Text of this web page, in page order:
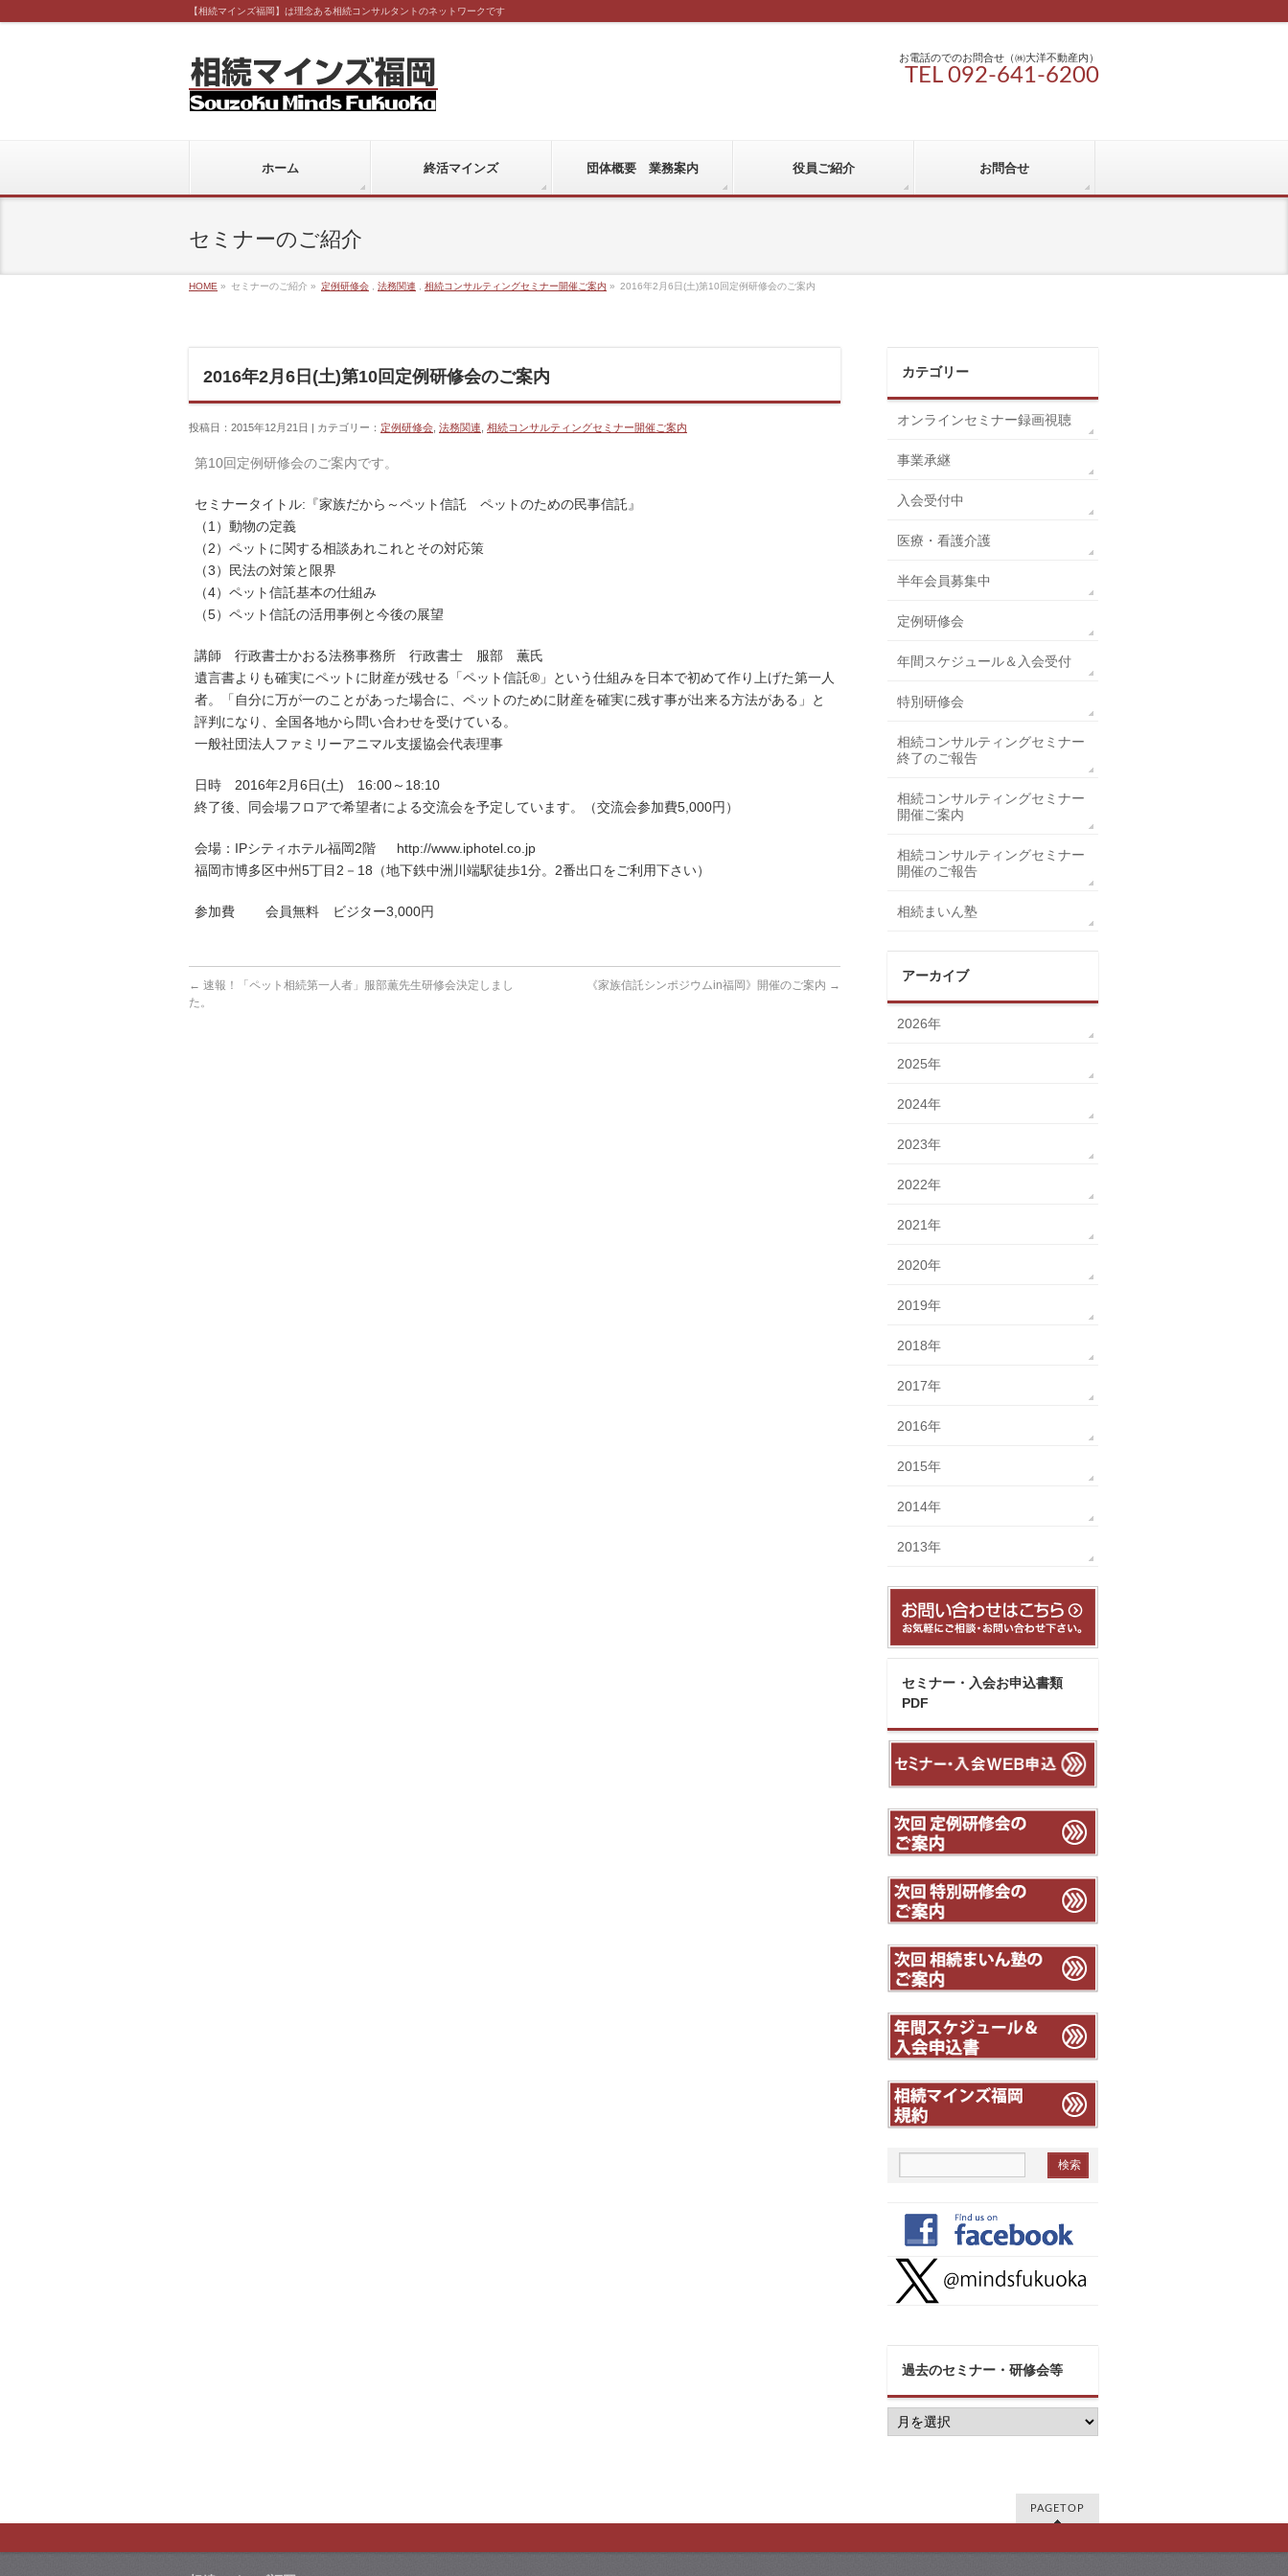
【相続マインズ福岡】は理念ある相続コンサルタントのネットワークです
お電話のでのお問合せ（㈱大洋不動産内）
TEL 092-641-6200
ホーム 終活マインズ 団体概要 業務案内 役員ご紹介 お問合せ
セミナーのご紹介
HOME » セミナーのご紹介 » 定例研修会 法務関連 相続コンサルティングセミナー開催ご案内 » 2016年2月6日(土)第10回定例研修会のご案内
2016年2月6日(土)第10回定例研修会のご案内
投稿日：2015年12月21日 | カテゴリー： 定例研修会 法務関連 相続コンサルティングセミナー開催ご案内
第10回定例研修会のご案内です。
セミナータイトル:『家族だから～ペット信託 ペットのための民事信託』
（1）動物の定義
（2）ペットに関する相談あれこれとその対応策
（3）民法の対策と限界
（4）ペット信託基本の仕組み
（5）ペット信託の活用事例と今後の展望
講師 行政書士かおる法務事務所 行政書士 服部 薫氏
遺言書よりも確実にペットに財産が残せる「ペット信託®」という仕組みを日本で初めて作り上げた第一人
者。「自分に万が一のことがあった場合に、ペットのために財産を確実に残す事が出来る方法がある」と
評判になり、全国各地から問い合わせを受けている。
一般社団法人ファミリーアニマル支援協会代表理事
日時 2016年2月6日(土) 16:00～18:10
終了後、同会場フロアで希望者による交流会を予定しています。（交流会参加費5,000円）
会場：IPシティホテル福岡2階 http://www.iphotel.co.jp
福岡市博多区中州5丁目2－18（地下鉄中洲川端駅徒歩1分。2番出口をご利用下さい）
参加費 会員無料 ビジター3,000円
← 速報！「ペット相続第一人者」服部薫先生研修会決定しまし
た。
《家族信託シンポジウムin福岡》開催のご案内 →
カテゴリー
オンラインセミナー録画視聴
事業承継
入会受付中
医療・看護介護
半年会員募集中
定例研修会
年間スケジュール＆入会受付
特別研修会
相続コンサルティングセミナー
終了のご報告
相続コンサルティングセミナー
開催ご案内
相続コンサルティングセミナー
開催のご報告
相続まいん塾
アーカイブ
2026年
2025年
2024年
2023年
2022年
2021年
2020年
2019年
2018年
2017年
2016年
2015年
2014年
2013年
セミナー・入会お申込書類
PDF
過去のセミナー・研修会等
過
去
ー・
PAGETOP